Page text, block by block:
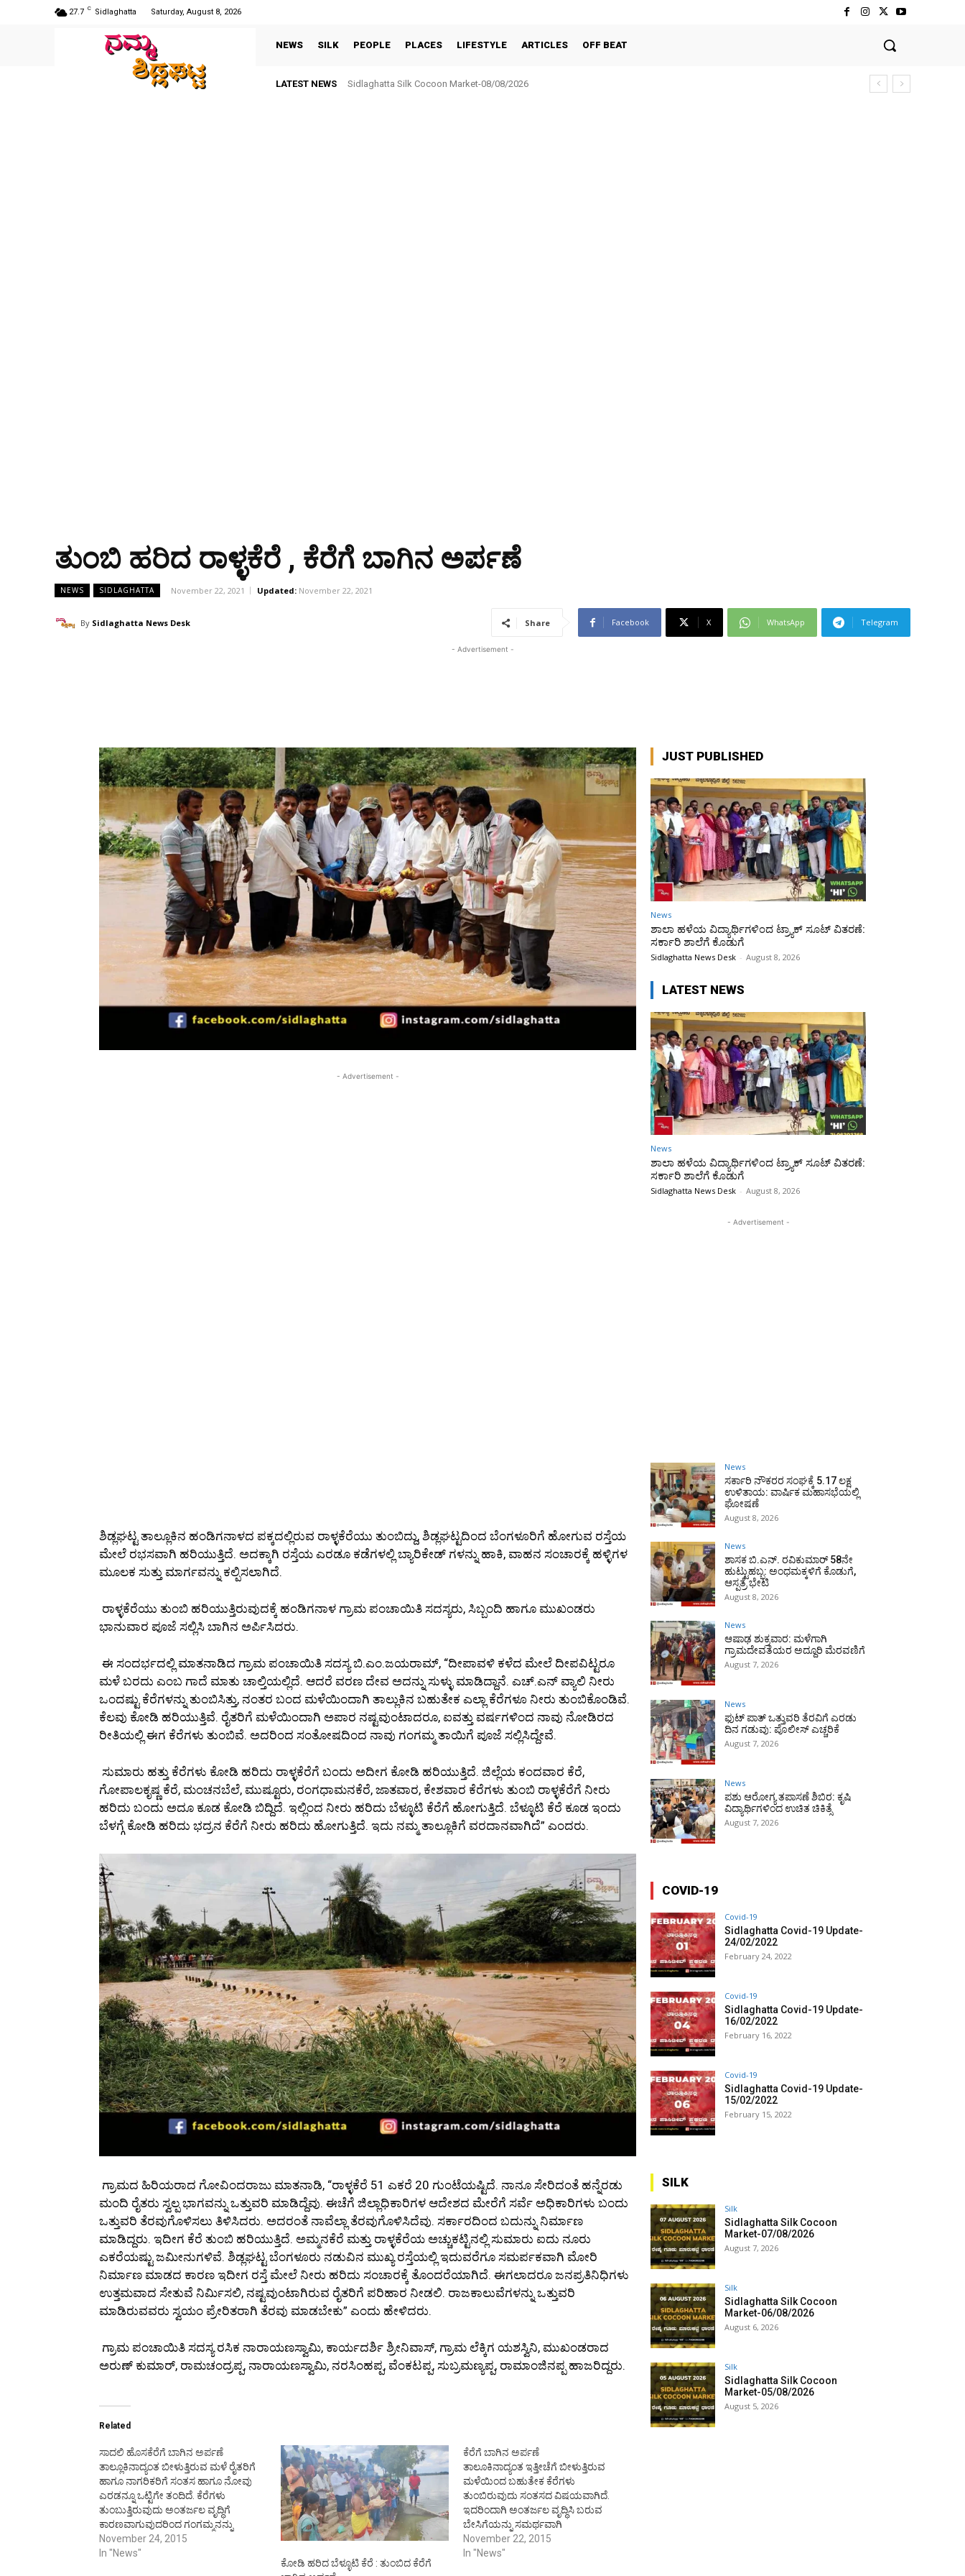
27.7 C Sidlaghatta Saturday, August 8, 2026
NEWS SILK PEOPLE PLACES LIFESTYLE ARTICLES OFF BEAT
LATEST NEWS Sidlaghatta Silk Cocoon Market-08/08/2026
ಸರ್ಕಾರಿ ನೌಕರರ ಸಂಘಕ್ಕೆ ₹5.17 ಲಕ್ಷ ಉಳಿತಾಯ: ವಾರ್ಷಿಕ ಮಹಾಸಭೆಯಲ್ಲಿ ಘೋಷಣೆ
ತುಂಬಿ ಹರಿದ ರಾಳ್ಳಕೆರೆ , ಕೆರೆಗೆ ಬಾಗಿನ ಅರ್ಪಣೆ
NEWS SIDLAGHATTA November 22, 2021 Updated: November 22, 2021
By Sidlaghatta News Desk Share Facebook X WhatsApp Telegram
- Advertisement -
- Advertisement -
ಶಿಡ್ಲಘಟ್ಟ ತಾಲ್ಲೂಕಿನ ಹಂಡಿಗನಾಳದ ಪಕ್ಕದಲ್ಲಿರುವ ರಾಳ್ಳಕೆರೆಯು ತುಂಬಿದ್ದು, ಶಿಡ್ಲಘಟ್ಟದಿಂದ ಬೆಂಗಳೂರಿಗೆ ಹೋಗುವ ರಸ್ತೆಯ
ಮೇಲೆ ರಭಸವಾಗಿ ಹರಿಯುತ್ತಿದೆ. ಅದಕ್ಕಾಗಿ ರಸ್ತೆಯ ಎರಡೂ ಕಡೆಗಳಲ್ಲಿ ಬ್ಯಾರಿಕೇಡ್ ಗಳನ್ನು ಹಾಕಿ, ವಾಹನ ಸಂಚಾರಕ್ಕೆ ಹಳ್ಳಿಗಳ
ಮೂಲಕ ಸುತ್ತು ಮಾರ್ಗವನ್ನು ಕಲ್ಪಿಸಲಾಗಿದೆ.
ರಾಳ್ಳಕೆರೆಯು ತುಂಬಿ ಹರಿಯುತ್ತಿರುವುದಕ್ಕೆ ಹಂಡಿಗನಾಳ ಗ್ರಾಮ ಪಂಚಾಯಿತಿ ಸದಸ್ಯರು, ಸಿಬ್ಬಂದಿ ಹಾಗೂ ಮುಖಂಡರು
ಭಾನುವಾರ ಪೂಜೆ ಸಲ್ಲಿಸಿ ಬಾಗಿನ ಅರ್ಪಿಸಿದರು.
ಈ ಸಂದರ್ಭದಲ್ಲಿ ಮಾತನಾಡಿದ ಗ್ರಾಮ ಪಂಚಾಯಿತಿ ಸದಸ್ಯ ಬಿ.ಎಂ.ಜಯರಾಮ್, “ದೀಪಾವಳಿ ಕಳೆದ ಮೇಲೆ ದೀಪವಿಟ್ಟರೂ
ಮಳೆ ಬರದು ಎಂಬ ಗಾದೆ ಮಾತು ಚಾಲ್ತಿಯಲ್ಲಿದೆ. ಆದರೆ ವರಣ ದೇವ ಅದನ್ನು ಸುಳ್ಳು ಮಾಡಿದ್ದಾನೆ. ಎಚ್.ಎನ್ ವ್ಯಾಲಿ ನೀರು
ಒಂದಷ್ಟು ಕೆರೆಗಳನ್ನು ತುಂಬಿಸಿತ್ತು, ನಂತರ ಬಂದ ಮಳೆಯಿಂದಾಗಿ ತಾಲ್ಲುಕಿನ ಬಹುತೇಕ ಎಲ್ಲಾ ಕೆರೆಗಳೂ ನೀರು ತುಂಬಿಕೊಂಡಿವೆ.
ಕೆಲವು ಕೋಡಿ ಹರಿಯುತ್ತಿವೆ. ರೈತರಿಗೆ ಮಳೆಯಿಂದಾಗಿ ಅಪಾರ ನಷ್ಟವುಂಟಾದರೂ, ಐವತ್ತು ವರ್ಷಗಳಿಂದ ನಾವು ನೋಡಿರದ
ರೀತಿಯಲ್ಲಿ ಈಗ ಕೆರೆಗಳು ತುಂಬಿವೆ. ಅದರಿಂದ ಸಂತೋಷದಿಂದ ನಾವು ಗಂಗಮ್ಮ ತಾಯಿಗೆ ಪೂಜೆ ಸಲ್ಲಿಸಿದ್ದೇವೆ.
ಸುಮಾರು ಹತ್ತು ಕೆರೆಗಳು ಕೋಡಿ ಹರಿದು ರಾಳ್ಳಕೆರೆಗೆ ಬಂದು ಅದೀಗ ಕೋಡಿ ಹರಿಯುತ್ತಿದೆ. ಜಿಲ್ಲೆಯ ಕಂದವಾರ ಕೆರೆ,
ಗೋಪಾಲಕೃಷ್ಣ ಕೆರೆ, ಮಂಚನಬೆಲೆ, ಮುಷ್ಟೂರು, ರಂಗಧಾಮನಕೆರೆ, ಜಾತವಾರ, ಕೇಶವಾರ ಕೆರೆಗಳು ತುಂಬಿ ರಾಳ್ಳಕೆರೆಗೆ ನೀರು
ಹರಿದು ಬಂದು ಅದೂ ಕೂಡ ಕೋಡಿ ಬಿದ್ದಿದೆ. ಇಲ್ಲಿಂದ ನೀರು ಹರಿದು ಬೆಳ್ಳೂಟಿ ಕೆರೆಗೆ ಹೋಗುತ್ತಿದೆ. ಬೆಳ್ಳೂಟಿ ಕೆರೆ ಕೂಡ ಇಂದು
ಬೆಳಗ್ಗೆ ಕೋಡಿ ಹರಿದು ಭದ್ರನ ಕೆರೆಗೆ ನೀರು ಹರಿದು ಹೋಗುತ್ತಿದೆ. ಇದು ನಮ್ಮ ತಾಲ್ಲೂಕಿಗೆ ವರದಾನವಾಗಿದೆ” ಎಂದರು.
ಗ್ರಾಮದ ಹಿರಿಯರಾದ ಗೋವಿಂದರಾಜು ಮಾತನಾಡಿ, “ರಾಳ್ಳಕೆರೆ 51 ಎಕರೆ 20 ಗುಂಟೆಯಷ್ಟಿದೆ. ನಾನೂ ಸೇರಿದಂತೆ ಹನ್ನೆರಡು
ಮಂದಿ ರೈತರು ಸ್ವಲ್ಪ ಭಾಗವನ್ನು ಒತ್ತುವರಿ ಮಾಡಿದ್ದೆವು. ಈಚೆಗೆ ಜಿಲ್ಲಾಧಿಕಾರಿಗಳ ಆದೇಶದ ಮೇರೆಗೆ ಸರ್ವೆ ಅಧಿಕಾರಿಗಳು ಬಂದು
ಒತ್ತುವರಿ ತೆರವುಗೊಳಿಸಲು ತಿಳಿಸಿದರು. ಅದರಂತೆ ನಾವೆಲ್ಲಾ ತೆರವುಗೊಳಿಸಿದೆವು. ಸರ್ಕಾರದಿಂದ ಬದುನ್ನು ನಿರ್ಮಾಣ
ಮಾಡಿದ್ದರು. ಇದೀಗ ಕೆರೆ ತುಂಬಿ ಹರಿಯುತ್ತಿದೆ. ಅಮ್ಮನಕೆರೆ ಮತ್ತು ರಾಳ್ಳಕೆರೆಯ ಅಚ್ಚುಕಟ್ಟಿನಲ್ಲಿ ಸುಮಾರು ಐದು ನೂರು
ಎಕರೆಯಷ್ಟು ಜಮೀನುಗಳಿವೆ. ಶಿಡ್ಲಘಟ್ಟ ಬೆಂಗಳೂರು ನಡುವಿನ ಮುಖ್ಯ ರಸ್ತೆಯಲ್ಲಿ ಇದುವರೆಗೂ ಸಮರ್ಪಕವಾಗಿ ಮೋರಿ
ನಿರ್ಮಾಣ ಮಾಡದ ಕಾರಣ ಇದೀಗ ರಸ್ತೆ ಮೇಲೆ ನೀರು ಹರಿದು ಸಂಚಾರಕ್ಕೆ ತೊಂದರೆಯಾಗಿದೆ. ಈಗಲಾದರೂ ಜನಪ್ರತಿನಿಧಿಗಳು
ಉತ್ತಮವಾದ ಸೇತುವೆ ನಿರ್ಮಿಸಲಿ, ನಷ್ಟವುಂಟಾಗಿರುವ ರೈತರಿಗೆ ಪರಿಹಾರ ನೀಡಲಿ. ರಾಜಕಾಲುವೆಗಳನ್ನು ಒತ್ತುವರಿ
ಮಾಡಿರುವವರು ಸ್ವಯಂ ಪ್ರೇರಿತರಾಗಿ ತೆರವು ಮಾಡಬೇಕು” ಎಂದು ಹೇಳಿದರು.
ಗ್ರಾಮ ಪಂಚಾಯಿತಿ ಸದಸ್ಯ ರಸಿಕ ನಾರಾಯಣಸ್ವಾಮಿ, ಕಾರ್ಯದರ್ಶಿ ಶ್ರೀನಿವಾಸ್, ಗ್ರಾಮ ಲೆಕ್ಕಿಗ ಯಶಸ್ವಿನಿ, ಮುಖಂಡರಾದ
ಅರುಣ್ ಕುಮಾರ್, ರಾಮಚಂದ್ರಪ್ಪ, ನಾರಾಯಣಸ್ವಾಮಿ, ನರಸಿಂಹಪ್ಪ, ವೆಂಕಟಪ್ಪ, ಸುಬ್ರಮಣ್ಯಪ್ಪ, ರಾಮಾಂಜಿನಪ್ಪ ಹಾಜರಿದ್ದರು.
Related
ಸಾದಲಿ ಹೊಸಕೆರೆಗೆ ಬಾಗಿನ ಅರ್ಪಣೆ
ತಾಲ್ಲೂಕಿನಾದ್ಯಂತ ಬೀಳುತ್ತಿರುವ ಮಳೆ ರೈತರಿಗೆ
ಹಾಗೂ ನಾಗರಿಕರಿಗೆ ಸಂತಸ ಹಾಗೂ ನೋವು
ಎರಡನ್ನೂ ಒಟ್ಟಿಗೇ ತಂದಿದೆ. ಕೆರೆಗಳು
ತುಂಬುತ್ತಿರುವುದು ಅಂತರ್ಜಲ ವೃದ್ಧಿಗೆ
ಕಾರಣವಾಗುವುದರಿಂದ ಗಂಗಮ್ಮನನ್ನು
ಪೂಜಿಸುವುದು ನಮ್ಮೆಲ್ಲರ ಕರ್ತವ್ಯ ಎಂದು
ಕೆ.ಪಿ.ಸಿ.ಸಿ ಉಪಾಧ್ಯಕ್ಷ ವಿ.ಮುನಿಯಪ್ಪ ತಿಳಿಸಿದರು.
November 24, 2015
In "News"
ಕೋಡಿ ಹರಿದ ಬೆಳ್ಳೂಟಿ ಕೆರೆ : ತುಂಬಿದ ಕೆರೆಗೆ
ಕೆರೆಗೆ ಬಾಗಿನ ಅರ್ಪಣೆ
ತಾಲೂಕಿನಾದ್ಯಂತ ಇತ್ತೀಚೆಗೆ ಬೀಳುತ್ತಿರುವ
ಮಳೆಯಿಂದ ಬಹುತೇಕ ಕೆರೆಗಳು
ತುಂಬಿರುವುದು ಸಂತಸದ ವಿಷಯವಾಗಿದೆ.
ಇದರಿಂದಾಗಿ ಅಂತರ್ಜಲ ವೃದ್ಧಿಸಿ ಬರುವ
ಬೇಸಿಗೆಯನ್ನು ಸಮರ್ಥವಾಗಿ
ಎದುರಿಸಬಹುದಾಗಿದೆ ಎಂದು ಶಾಸಕ
ಎಂ.ರಾಜಣ್ಣ ತಿಳಿಸಿದರು. ತಾಲ್ಲೂಕಿನ
November 22, 2015
In "News"
JUST PUBLISHED
News
ಶಾಲಾ ಹಳೆಯ ವಿದ್ಯಾರ್ಥಿಗಳಿಂದ ಟ್ರ್ಯಾಕ್‌ ಸೂಟ್ ವಿತರಣೆ:
ಸರ್ಕಾರಿ ಶಾಲೆಗೆ ಕೊಡುಗೆ
Sidlaghatta News Desk - August 8, 2026
LATEST NEWS
News
ಶಾಲಾ ಹಳೆಯ ವಿದ್ಯಾರ್ಥಿಗಳಿಂದ ಟ್ರ್ಯಾಕ್‌ ಸೂಟ್ ವಿತರಣೆ:
ಸರ್ಕಾರಿ ಶಾಲೆಗೆ ಕೊಡುಗೆ
Sidlaghatta News Desk - August 8, 2026
- Advertisement -
News
ಸರ್ಕಾರಿ ನೌಕರರ ಸಂಘಕ್ಕೆ ₹5.17 ಲಕ್ಷ
ಉಳಿತಾಯ: ವಾರ್ಷಿಕ ಮಹಾಸಭೆಯಲ್ಲಿ
ಘೋಷಣೆ
August 8, 2026
News
ಶಾಸಕ ಬಿ.ಎನ್. ರವಿಕುಮಾರ್ 58ನೇ
ಹುಟ್ಟುಹಬ್ಬ: ಅಂಧಮಕ್ಕಳಿಗೆ ಕೊಡುಗೆ,
ಆಸ್ಪತ್ರೆ ಭೇಟಿ
August 8, 2026
News
ಆಷಾಢ ಶುಕ್ರವಾರ: ಮಳೆಗಾಗಿ
ಗ್ರಾಮದೇವತೆಯರ ಅದ್ದೂರಿ ಮೆರವಣಿಗೆ
August 7, 2026
News
ಫುಟ್‌ ಪಾತ್ ಒತ್ತುವರಿ ತೆರವಿಗೆ ಎರಡು
ದಿನ ಗಡುವು: ಪೊಲೀಸ್ ಎಚ್ಚರಿಕೆ
August 7, 2026
News
ಪಶು ಆರೋಗ್ಯ ತಪಾಸಣೆ ಶಿಬಿರ: ಕೃಷಿ
ವಿದ್ಯಾರ್ಥಿಗಳಿಂದ ಉಚಿತ ಚಿಕಿತ್ಸೆ
August 7, 2026
COVID-19
Covid-19
Sidlaghatta Covid-19 Update-
24/02/2022
February 24, 2022
Covid-19
Sidlaghatta Covid-19 Update-
16/02/2022
February 16, 2022
Covid-19
Sidlaghatta Covid-19 Update-
15/02/2022
February 15, 2022
SILK
Silk
Sidlaghatta Silk Cocoon
Market-07/08/2026
August 7, 2026
Silk
Sidlaghatta Silk Cocoon
Market-06/08/2026
August 6, 2026
Silk
Sidlaghatta Silk Cocoon
Market-05/08/2026
August 5, 2026